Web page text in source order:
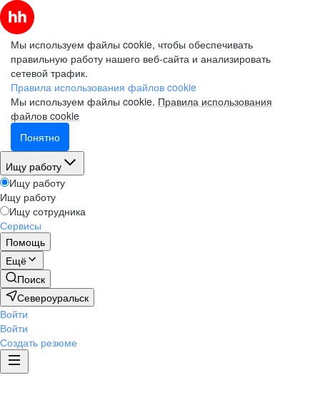
Мы используем файлы cookie, чтобы обеспечивать
правильную работу нашего веб-сайта и анализировать
сетевой трафик.
Правила использования файлов cookie
Мы используем файлы cookie. Правила использования
файлов cookie
Понятно
Ищу работу
Ищу работу
Ищу работу
Ищу сотрудника
Сервисы
Помощь
Ещё
Поиск
Североуральск
Войти
Войти
Создать резюме